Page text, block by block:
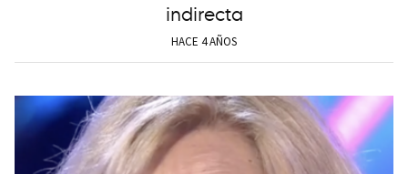
indirecta
HACE 4 AÑOS